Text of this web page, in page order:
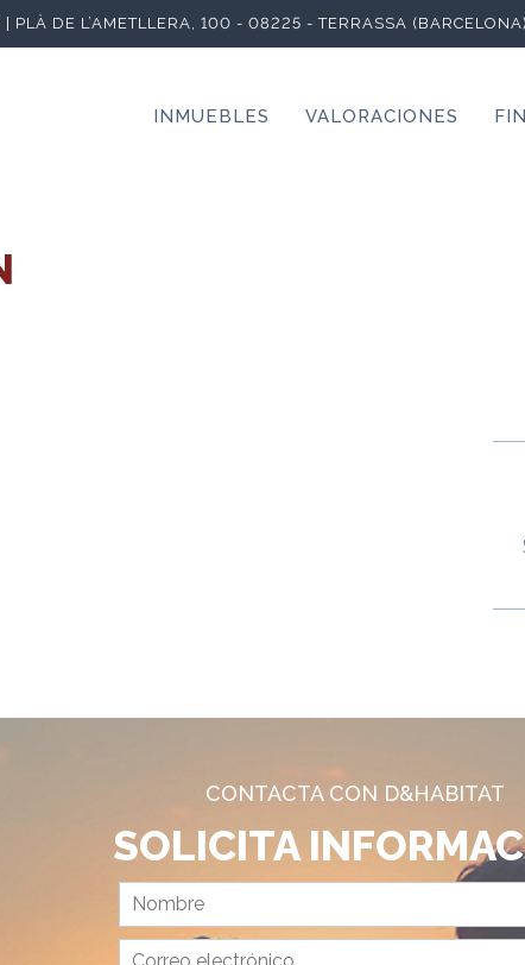
PLÀ DE L’AMETLLERA, 100 - 08225 - TERRASSA (BARCELONA)
INMUEBLES VALORACIONES
CONTACTA CON D&HABITAT
SOLICITA